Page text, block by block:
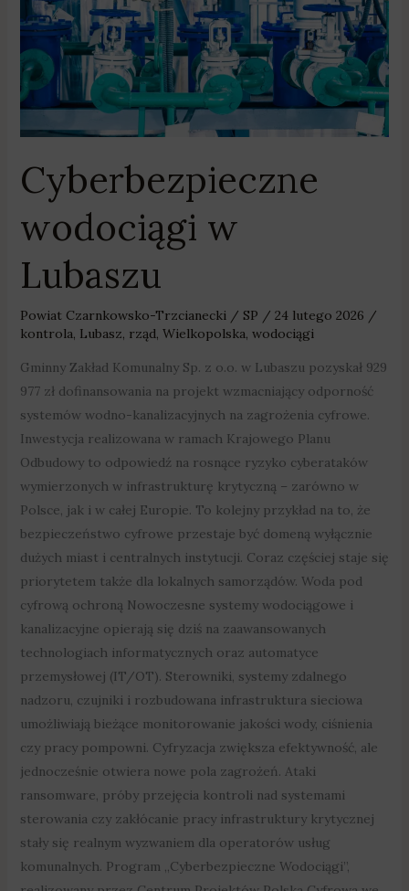
Cyberbezpieczne
wodociągi w
Lubaszu
Powiat Czarnkowsko-Trzcianecki/ SP / 24 lutego 2026 /
kontrola, Lubasz, rząd, Wielkopolska, wodociągi
Gminny Zakład Komunalny Sp. z o.o. w Lubaszu pozyskał 929
977 zł dofinansowania na projekt wzmacniający odporność
systemów wodno-kanalizacyjnych na zagrożenia cyfrowe.
Inwestycja realizowana w ramach Krajowego Planu
Odbudowy to odpowiedź na rosnące ryzyko cyberataków
wymierzonych w infrastrukturę krytyczną – zarówno w
Polsce, jak i w całej Europie. To kolejny przykład na to, że
bezpieczeństwo cyfrowe przestaje być domeną wyłącznie
dużych miast i centralnych instytucji. Coraz częściej staje się
priorytetem także dla lokalnych samorządów. Woda pod
cyfrową ochroną Nowoczesne systemy wodociągowe i
kanalizacyjne opierają się dziś na zaawansowanych
technologiach informatycznych oraz automatyce
przemysłowej (IT/OT). Sterowniki, systemy zdalnego
nadzoru, czujniki i rozbudowana infrastruktura sieciowa
umożliwiają bieżące monitorowanie jakości wody, ciśnienia
czy pracy pompowni. Cyfryzacja zwiększa efektywność, ale
jednocześnie otwiera nowe pola zagrożeń. Ataki
ransomware, próby przejęcia kontroli nad systemami
sterowania czy zakłócanie pracy infrastruktury krytycznej
stały się realnym wyzwaniem dla operatorów usług
komunalnych. Program „Cyberbezpieczne Wodociągi”,